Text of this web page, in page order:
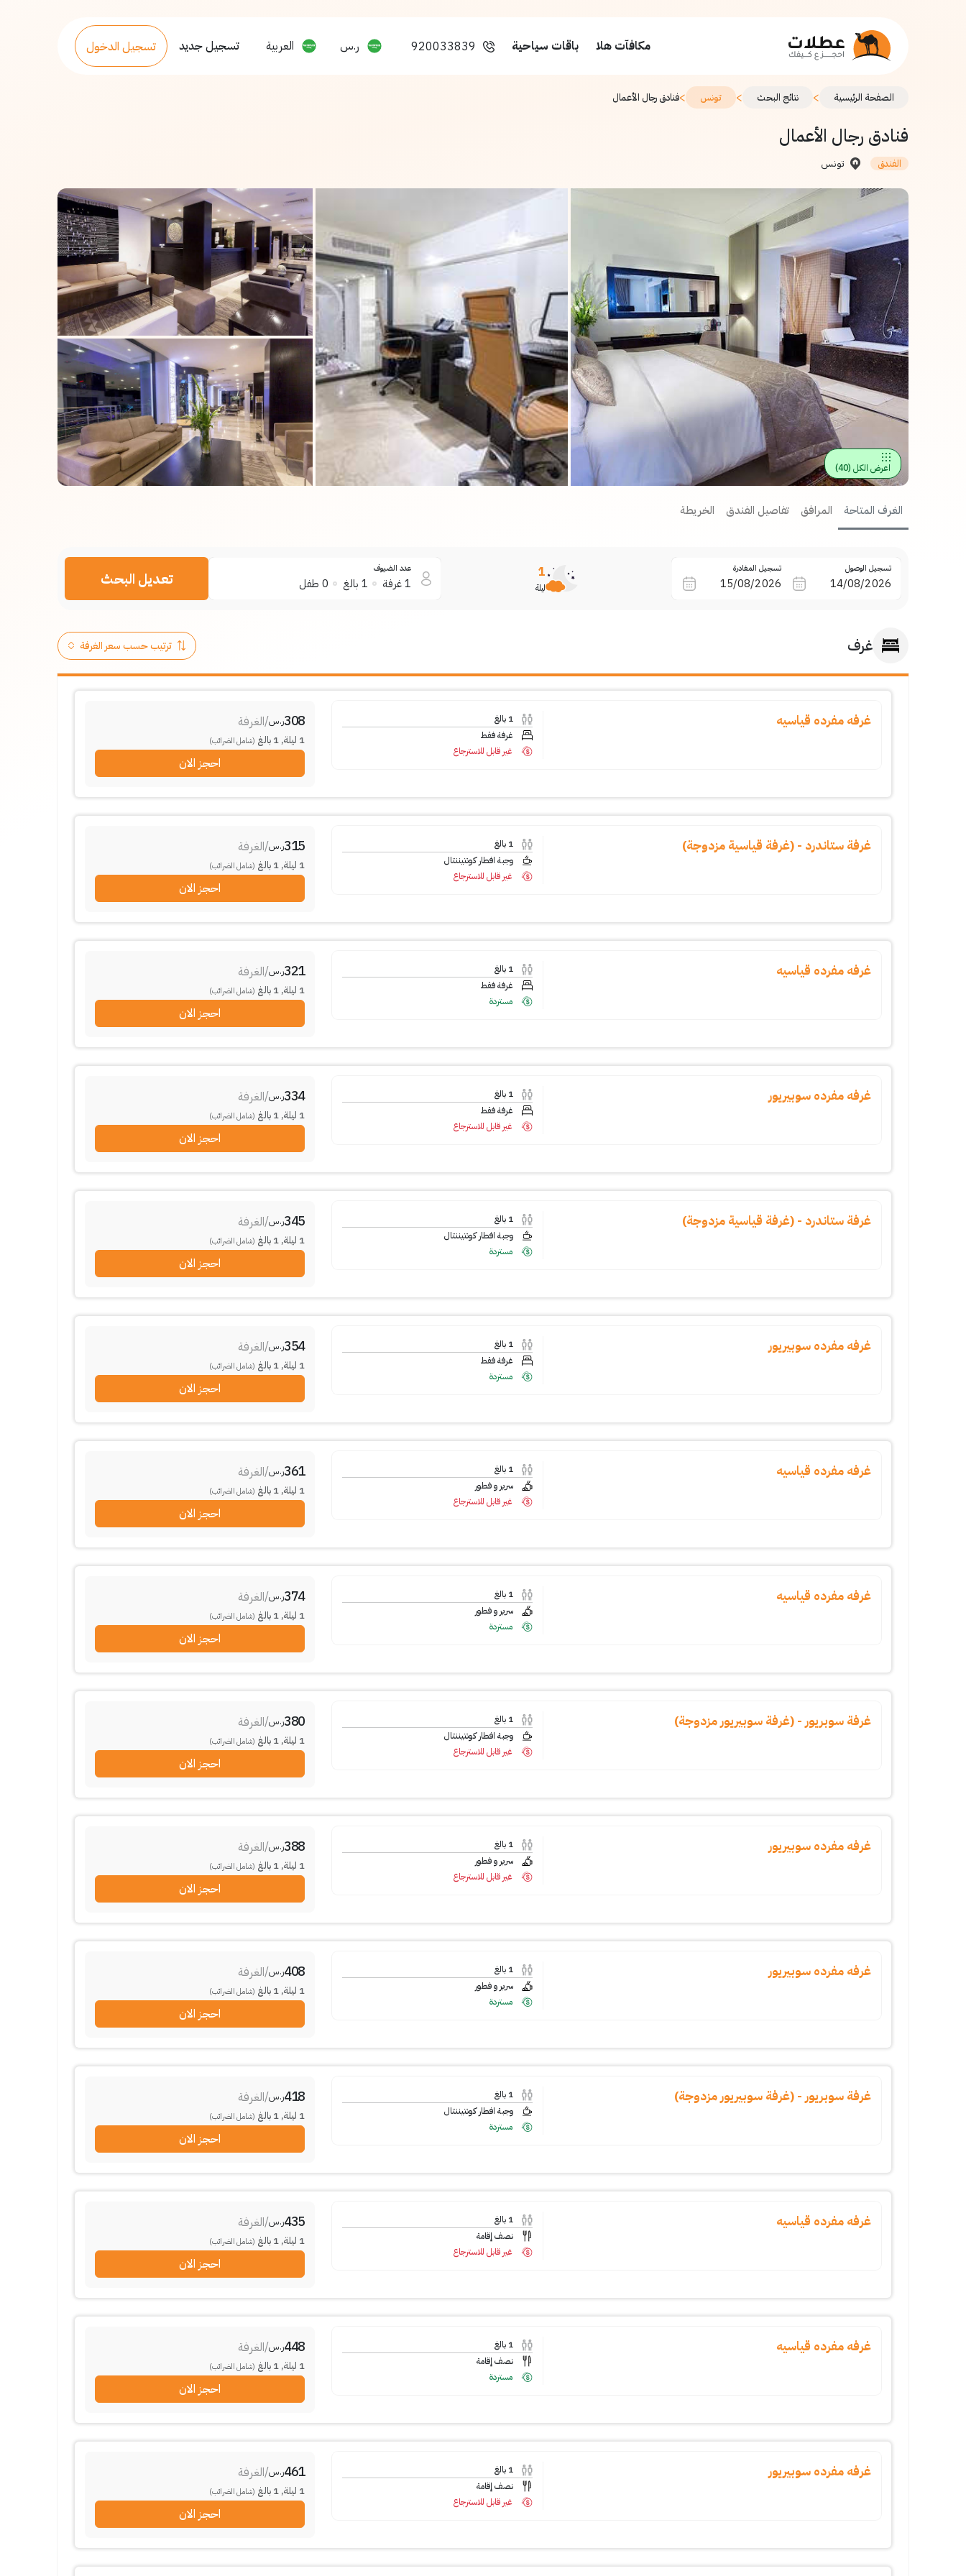
مكافآت هلا باقات سياحية 920033839 ر.س العربية تسجيل جديد تسجيل الدخول
الصفحة الرئيسية > نتائج البحث > تونس >فنادق رجال الأعمال
فنادق رجال الأعمال
الفندق تونس
اعرض الكل (
40
)
الغرف المتاحة المرافق تفاصيل الفندق الخريطة
تسجيل الوصول تسجيل المغادرة 1
ليلة
عدد الضيوف
1غرفة 1 بالغ 0 طفل تعديل البحث
غرف
غرفه مفرده قياسيه 1 بالغ
غرفة فقط
غير قابل للاسترجاع
308ر.س/الغرفة
1 ليلة,
1 بالغ (شامل الضرائب)
احجز الان
غرفة ستاندرد - (غرفة قياسية مزدوجة) 1 بالغ
وجبة افطار كونتيننتال
غير قابل للاسترجاع
315ر.س/الغرفة
1 ليلة,
1 بالغ (شامل الضرائب)
احجز الان
غرفه مفرده قياسيه 1 بالغ
غرفة فقط
مستردة
321ر.س/الغرفة
1 ليلة,
1 بالغ (شامل الضرائب)
احجز الان
غرفه مفرده سوبيريور 1 بالغ
غرفة فقط
غير قابل للاسترجاع
334ر.س/الغرفة
1 ليلة,
1 بالغ (شامل الضرائب)
احجز الان
غرفة ستاندرد - (غرفة قياسية مزدوجة) 1 بالغ
وجبة افطار كونتيننتال
مستردة
345ر.س/الغرفة
1 ليلة,
1 بالغ (شامل الضرائب)
احجز الان
غرفه مفرده سوبيريور 1 بالغ
غرفة فقط
مستردة
354ر.س/الغرفة
1 ليلة,
1 بالغ (شامل الضرائب)
احجز الان
غرفه مفرده قياسيه 1 بالغ
سرير و فطور
غير قابل للاسترجاع
361ر.س/الغرفة
1 ليلة,
1 بالغ (شامل الضرائب)
احجز الان
غرفه مفرده قياسيه 1 بالغ
سرير و فطور
مستردة
374ر.س/الغرفة
1 ليلة,
1 بالغ (شامل الضرائب)
احجز الان
غرفة سوبريور - (غرفة سوبيريور مزدوجة) 1 بالغ
وجبة افطار كونتيننتال
غير قابل للاسترجاع
380ر.س/الغرفة
1 ليلة,
1 بالغ (شامل الضرائب)
احجز الان
غرفه مفرده سوبيريور 1 بالغ
سرير و فطور
غير قابل للاسترجاع
388ر.س/الغرفة
1 ليلة,
1 بالغ (شامل الضرائب)
احجز الان
غرفه مفرده سوبيريور 1 بالغ
سرير و فطور
مستردة
408ر.س/الغرفة
1 ليلة,
1 بالغ (شامل الضرائب)
احجز الان
غرفة سوبريور - (غرفة سوبيريور مزدوجة) 1 بالغ
وجبة افطار كونتيننتال
مستردة
418ر.س/الغرفة
1 ليلة,
1 بالغ (شامل الضرائب)
احجز الان
غرفه مفرده قياسيه 1 بالغ
نصف إقامة
غير قابل للاسترجاع
435ر.س/الغرفة
1 ليلة,
1 بالغ (شامل الضرائب)
احجز الان
غرفه مفرده قياسيه 1 بالغ
نصف إقامة
مستردة
448ر.س/الغرفة
1 ليلة,
1 بالغ (شامل الضرائب)
احجز الان
غرفه مفرده سوبيريور 1 بالغ
نصف إقامة
غير قابل للاسترجاع
461ر.س/الغرفة
1 ليلة,
1 بالغ (شامل الضرائب)
احجز الان